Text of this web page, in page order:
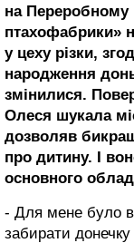
на Переробному
птахофабрики»
у цеху різки,
народження
змінилися.
Олеся шукала
дозволяв
про дитину. І
основного
- Для мене було
забирати